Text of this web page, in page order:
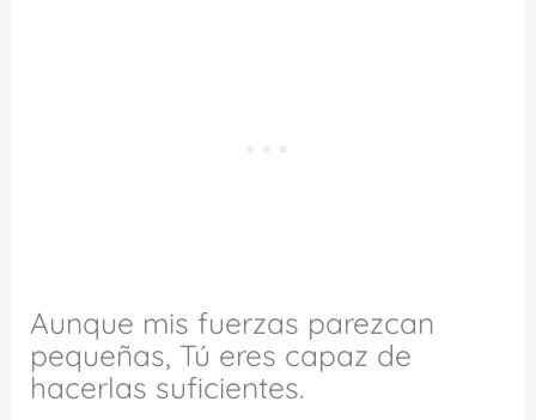
Aunque mis fuerzas parezcan
pequeñas, Tú eres capaz de
hacerlas suficientes.